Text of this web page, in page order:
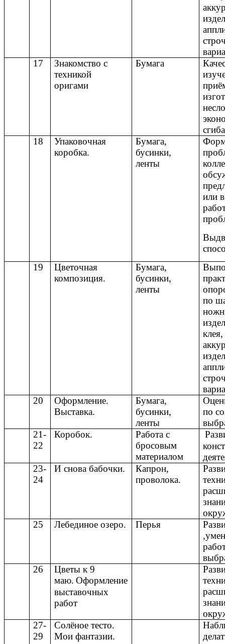
17
Знакомство с
техникой
оригами
Бумага
18
Упаковочная
коробка.
Бумага,
бусинки,
ленты
или
19
Цветочная
композиция.
Бумага,
бусинки,
ленты
по
20
Оформление.
Выставка.
Бумага,
бусинки,
ленты
по
21-
22
Коробок.
Работа с
бросовым
материалом
23-
24
И снова бабочки.
Капрон,
проволока.
25
Лебединое озеро. Перья
26
Цветы к 9
маю. Оформление
выставочных
работ
27-
29
Солёное тесто.
Мои фантазии.